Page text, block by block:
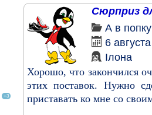
+3
Сюрприз
А в
6
Ілона
Хорошо, что закончился
этих поставок. Нужно
приставать ко мне со